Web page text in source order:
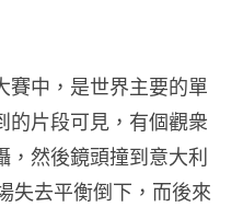
賽中，是世界主要的單
的片段可見，有個觀衆
，然後鏡頭撞到意大利
失去平衡倒下，而後來